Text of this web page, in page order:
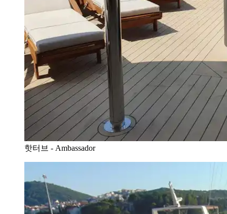
핫터브 - Ambassador